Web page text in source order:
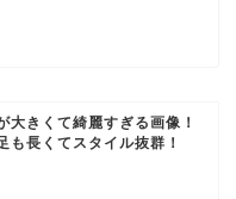
大きくて綺麗すぎる画像！
も長くてスタイル抜群！